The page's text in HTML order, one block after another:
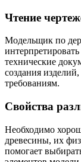
Чтение
Модельщик по
технические
создания
требованиям.
Свойства
Необходимо
древесины, их
помогает